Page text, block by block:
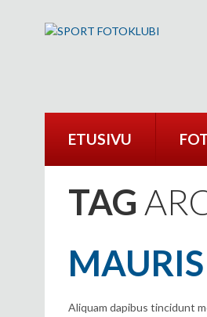
ETUSIVU
TAG
MAURIS
Aliquam dapibus tincidunt